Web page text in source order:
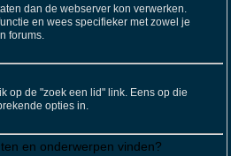
dan de webserver kon verwerken.
en wees specifieker met zowel je
forums.
op de "zoek een lid" link. Eens op die
opties in.
en onderwerpen vinden?